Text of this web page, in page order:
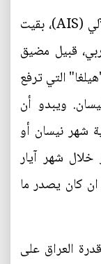
ومع ذلك، ووفقًا لبيانات نظام التعريف الآلي (AIS)، بقيت
قبيل مضيق
التي ترفع
القمر الى البصرة في 24 /نيسان. ويبدو أن
شهر نيسان أو
خلال شهر آيار
كان يصدر ما
العراق على